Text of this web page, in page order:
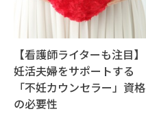
【看護師ライターも注目】
妊活夫婦をサポートする
「不妊カウンセラー」資格
の必要性